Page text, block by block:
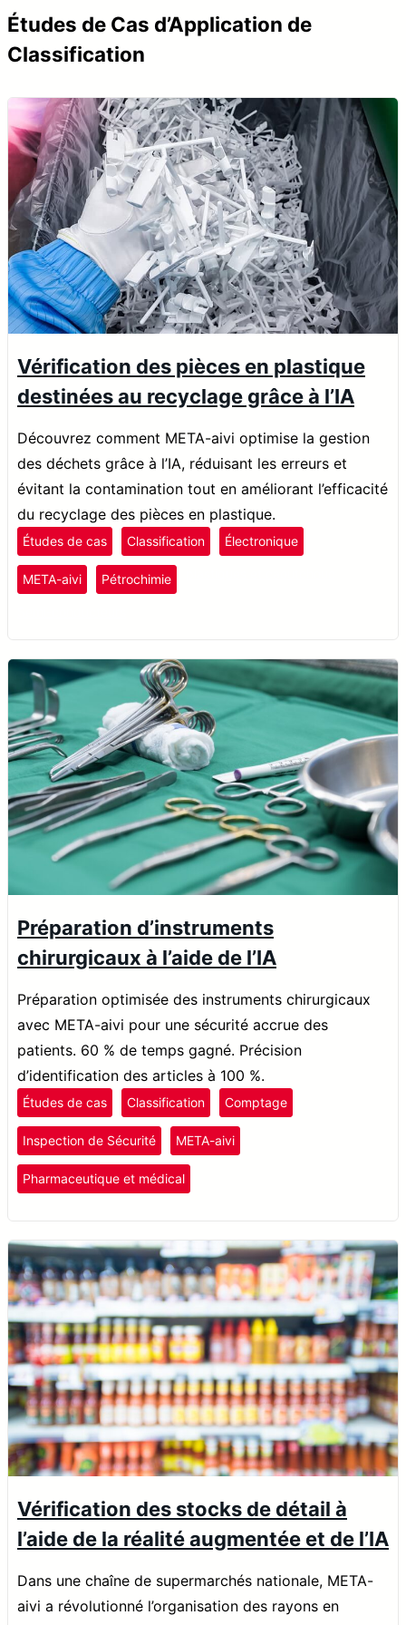
Études de Cas d’Application de
Classification
Vérification des pièces en plastique
destinées au recyclage grâce à l’IA
Découvrez comment META-aivi optimise la gestion
des déchets grâce à l’IA, réduisant les erreurs et
évitant la contamination tout en améliorant l’efficacité
du recyclage des pièces en plastique.
Études de cas Classification Électronique
META-aivi Pétrochimie
Préparation d’instruments
chirurgicaux à l’aide de l’IA
Préparation optimisée des instruments chirurgicaux
avec META-aivi pour une sécurité accrue des
patients. 60 % de temps gagné. Précision
d’identification des articles à 100 %.
Études de cas Classification Comptage
Inspection de Sécurité META-aivi
Pharmaceutique et médical
Vérification des stocks de détail à
l’aide de la réalité augmentée et de l’IA
Dans une chaîne de supermarchés nationale, META-
aivi a révolutionné l’organisation des rayons en